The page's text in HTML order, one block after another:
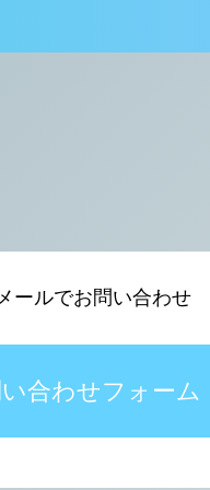
ールでお問い合わせ
合わせフォーム